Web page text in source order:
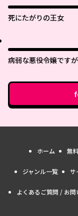
死にたがりの王女
病弱な悪役令嬢です
たち犬猿の仲でした
ホーム 無
ジャンル一覧 サ
よくあるご質問 / お問